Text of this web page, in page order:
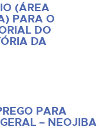
(ÁREA
PARA O
DO
DA
PARA
– NEOJIBA